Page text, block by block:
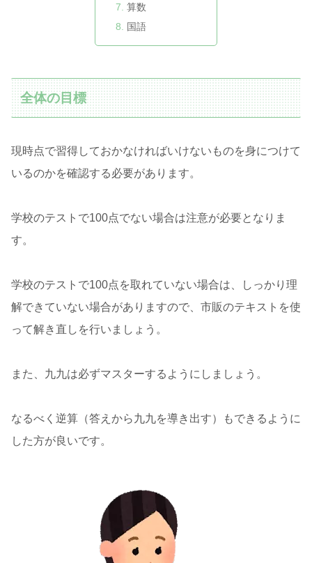
算数
国語
全体の目標
現時点で習得しておかなければいけないものを身につけて
いるのかを確認する必要があります。
学校のテストで100点でない場合は注意が必要となりま
す。
学校のテストで100点を取れていない場合は、しっかり理
解できていない場合がありますので、市販のテキストを使
って解き直しを行いましょう。
また、九九は必ずマスターするようにしましょう。
なるべく逆算（答えから九九を導き出す）もできるように
した方が良いです。